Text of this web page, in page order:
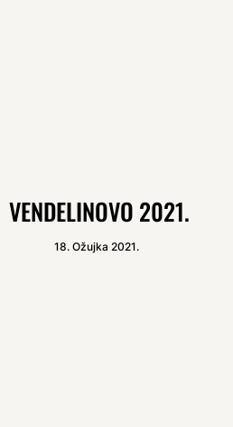
VENDELINOVO 2021.
18. Ožujka 2021.